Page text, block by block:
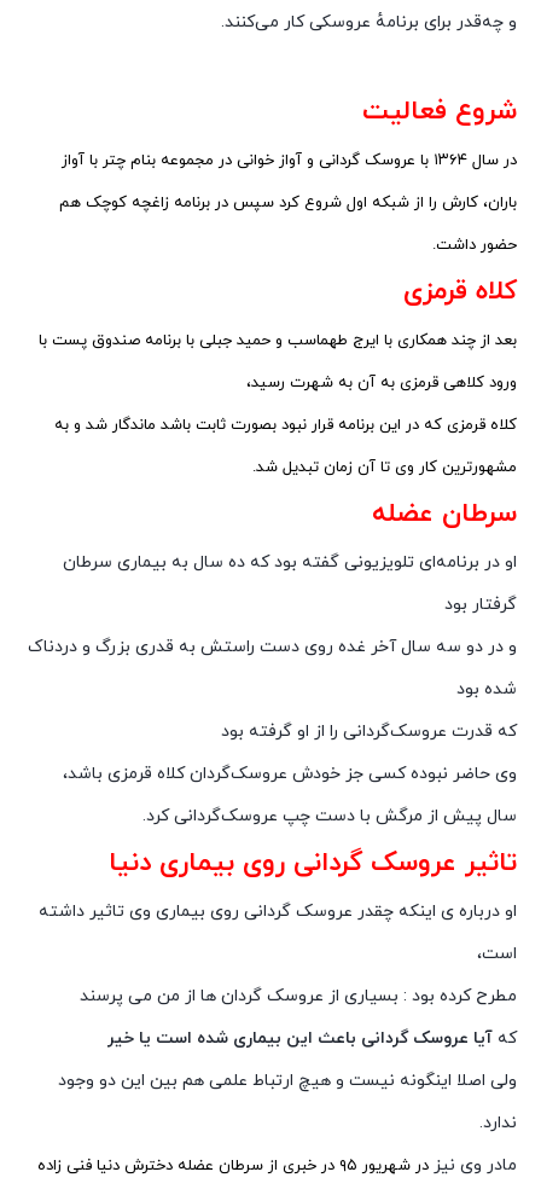
و چه‌قدر برای برنامهٔ عروسکی کار می‌کنند.
شروع فعالیت
در سال ۱۳۶۴ با عروسک گردانی و آواز خوانی در مجموعه بنام چتر با آواز
باران، کارش را از شبکه اول شروع کرد سپس در برنامه زاغچه کوچک هم
حضور داشت.
کلاه قرمزی
بعد از چند همکاری با ایرج طهماسب و حمید جبلی با برنامه صندوق پست با
ورود کلاهی قرمزی به آن به شهرت رسید،
کلاه قرمزی که در این برنامه قرار نبود بصورت ثابت باشد ماندگار شد و به
مشهورترین کار وی تا آن زمان تبدیل شد.
سرطان عضله
او در برنامه‌ای تلویزیونی گفته بود که ده سال به بیماری سرطان
گرفتار بود
و در دو سه سال آخر غده روی دست راستش به قدری بزرگ و دردناک
شده بود
که قدرت عروسک‌گردانی را از او گرفته بود
وی حاضر نبوده کسی جز خودش عروسک‌گردان کلاه قرمزی باشد،
سال پیش از مرگش با دست چپ عروسک‌گردانی کرد.
تاثیر عروسک گردانی روی بیماری دنیا
او درباره ی اینکه چقدر عروسک گردانی روی بیماری وی تاثیر داشته
است،
مطرح کرده بود : بسیاری از عروسک گردان ها از من می پرسند
که آیا عروسک گردانی باعث این بیماری شده است یا خیر
ولی اصلا اینگونه نیست و هیچ ارتباط علمی هم بین این دو وجود
ندارد.
مادر وی نیز
در شهریور ۹۵ در خبری از سرطان عضله دخترش دنیا فنی زاده